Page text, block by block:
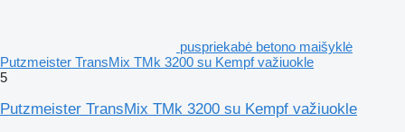
puspriekabė betono maišyklė
Putzmeister TransMix TMk 3200 su Kempf važiuokle
5
Putzmeister TransMix TMk 3200 su Kempf važiuokle